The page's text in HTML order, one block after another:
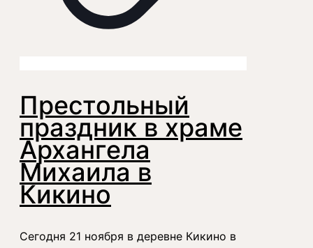
Престольный
праздник в храме
Архангела
Михаила в
Кикино
Сегодня 21 ноября в деревне Кикино в